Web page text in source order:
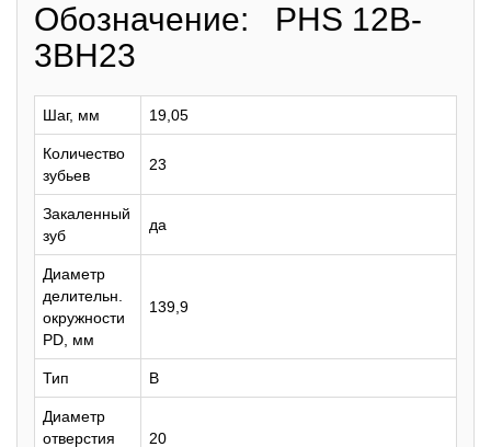
Обозначение: PHS 12B-
3BH23
Шаг, мм 19,05
Количество
зубьев
23
Закаленный
зуб
да
Диаметр
делительн.
окружности
PD, мм
139,9
Тип B
Диаметр
отверстия
20